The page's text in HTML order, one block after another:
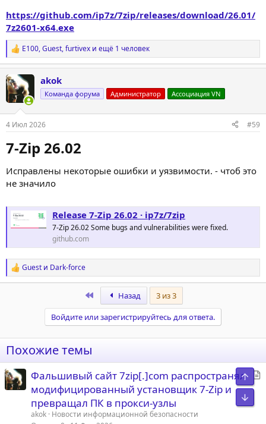
https://github.com/ip7z/7zip/releases/download/26.01/
7z2601-x64.exe
Р
е
к
ц
и
E100,Guest,furtivex и ещё 1 человек
akok
Команда форума Администратор Ассоциация VN
4 Июл 2026 #59
7-Zip 26.02​
Исправлены некоторые ошибки и уязвимости. - чтоб это
не значило
Release 7-Zip 26.02 · ip7z/7zip
7-Zip 26.02 Some bugs and vulnerabilities were fixed.
github.com
Р
е
:
Guest и Dark-force
Назад
3 из 3
Войдите или зарегистрируйтесь для ответа.
Похожие темы
Фальшивый сайт 7zip[.]com распространял
модифицированный установщик 7-Zip и
превращал ПК в прокси-узлы
akok Новости информационной безопасности